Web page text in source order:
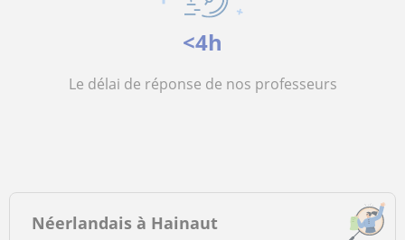
<4h
Le délai de réponse de nos professeurs
Néerlandais à Hainaut